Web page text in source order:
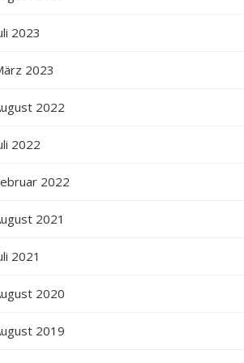
2023
2023
2022
2022
2022
2021
2021
2020
2019